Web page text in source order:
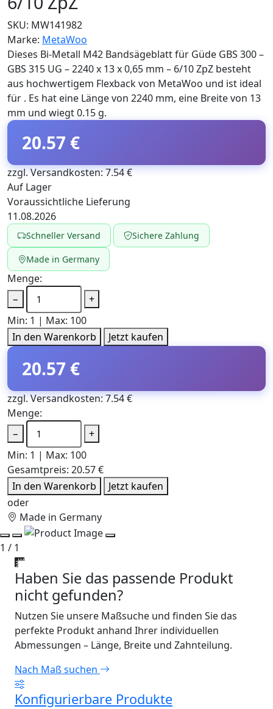
SKU: MW141982
Marke: MetaWoo
Dieses Bi-Metall M42 Bandsägeblatt für Güde GBS 300 –
GBS 315 UG – 2240 x 13 x 0,65 mm – 6/10 ZpZ besteht
aus hochwertigem Flexback von MetaWoo und ist ideal
für . Es hat eine Länge von 2240 mm, eine Breite von 13
mm und wiegt 0.15 g.
20.57 €
zzgl. Versandkosten: 7.54 €
Auf Lager
Voraussichtliche Lieferung
11.08.2026
Schneller Versand Sichere Zahlung
Made in Germany
Menge:
−
+
Min: 1 | Max: 100
In den Warenkorb
Jetzt kaufen
20.57 €
zzgl. Versandkosten: 7.54 €
Menge:
−
+
Min: 1 | Max: 100
Gesamtpreis: 20.57 €
In den Warenkorb
Jetzt kaufen
oder
Made in Germany
1 / 1
Haben Sie das passende Produkt
nicht gefunden?
Nutzen Sie unsere Maßsuche und finden Sie das
perfekte Produkt anhand Ihrer individuellen
Abmessungen – Länge, Breite und Zahnteilung.
Nach Maß suchen
Konfigurierbare Produkte